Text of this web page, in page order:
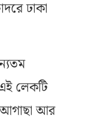
ঢাকা
লেকটি
আগাছা আর